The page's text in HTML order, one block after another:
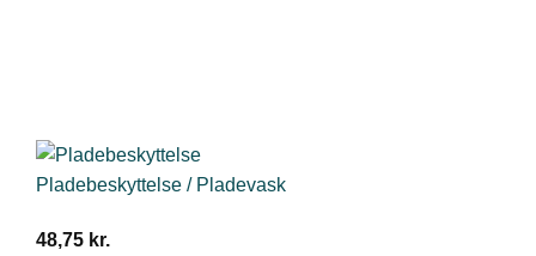
Pladebeskyttelse / Pladevask
48,75 kr.